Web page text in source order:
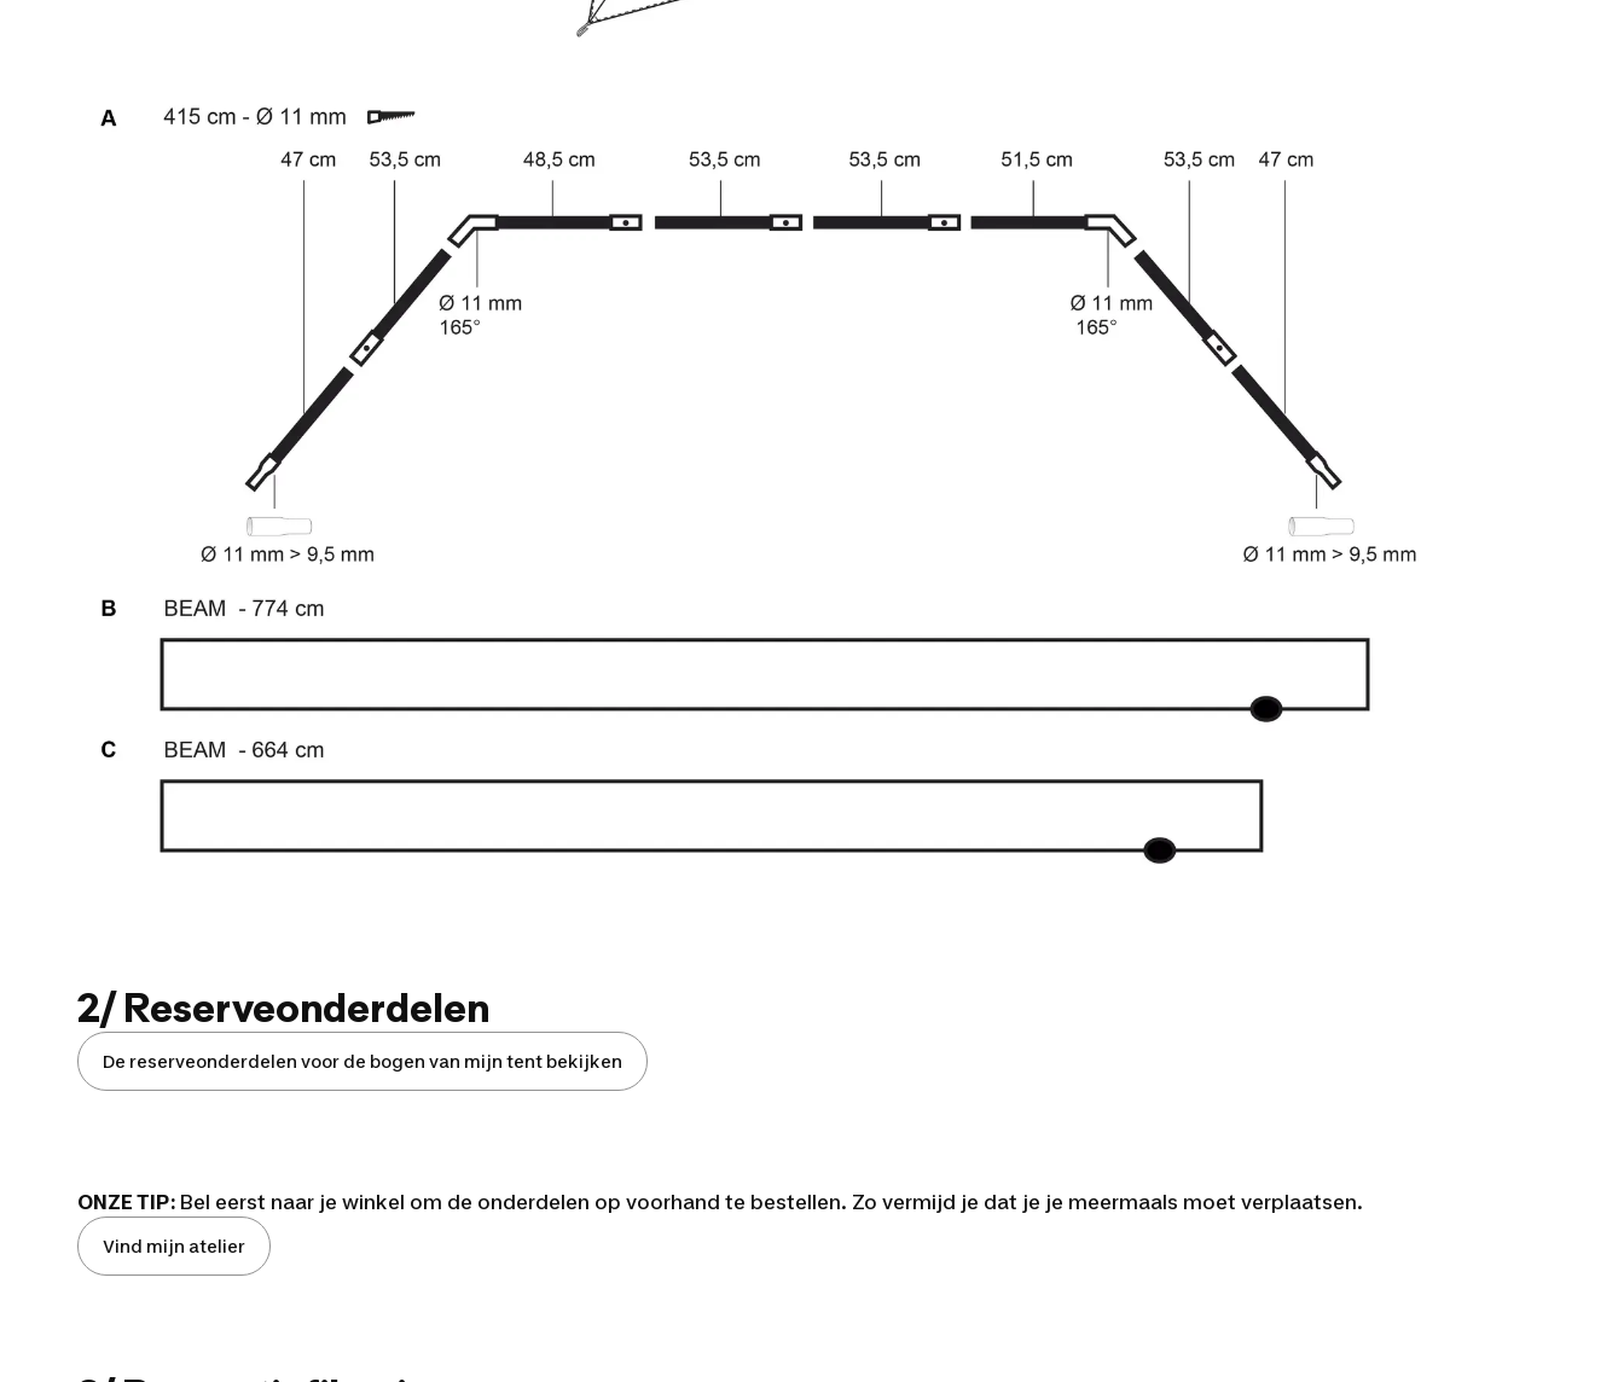
2/ Reserveonderdelen
De reserveonderdelen voor de bogen van mijn tent bekijken
ONZE TIP: Bel eerst naar je winkel om de onderdelen op voorhand te bestellen. Zo vermijd je dat je je meermaals moet verplaatsen.
Vind mijn atelier